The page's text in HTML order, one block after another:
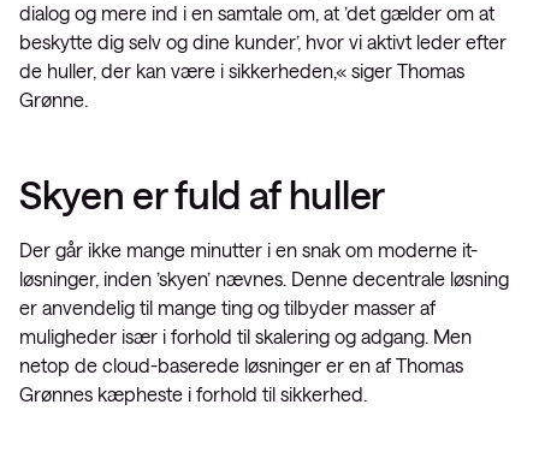
dialog og mere ind i en samtale om, at ’det gælder om at
beskytte dig selv og dine kunder’, hvor vi aktivt leder efter
de huller, der kan være i sikkerheden,« siger Thomas
Grønne.
Skyen er fuld af huller
Der går ikke mange minutter i en snak om moderne it-
løsninger, inden ’skyen’ nævnes. Denne decentrale løsning
er anvendelig til mange ting og tilbyder masser af
muligheder især i forhold til skalering og adgang. Men
netop de cloud-baserede løsninger er en af Thomas
Grønnes kæpheste i forhold til sikkerhed.